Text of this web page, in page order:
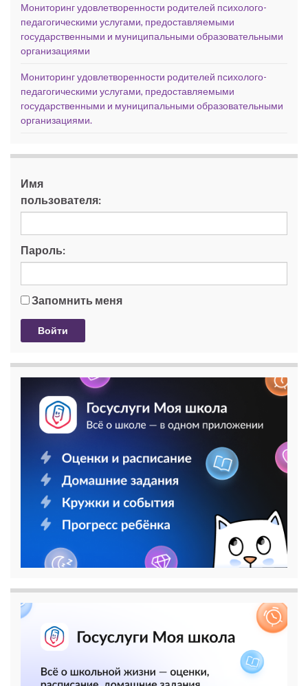
Мониторинг удовлетворенности родителей психолого-
педагогическими услугами, предоставляемыми
государственными и муниципальными образовательными
организациями
Мониторинг удовлетворенности родителей психолого-
педагогическими услугами, предоставляемыми
государственными и муниципальными образовательными
организациями.
Имя
пользователя:
Пароль:
Запомнить меня
Войти